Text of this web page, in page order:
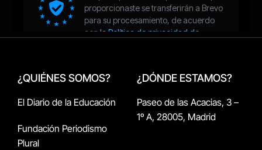
¿QUIÉNES SOMOS?
El Diario de la Educación
Fundación Periodismo
Plural
¿DÓNDE ESTAMOS?
Paseo de las Acacias, 3 –
1º A, 28005, Madrid